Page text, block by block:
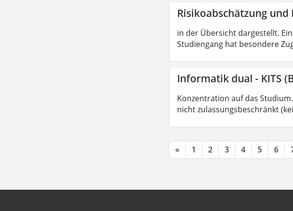
Risikoabschätzung
in der Übersicht dargestellt.
Studiengang hat besondere
Informatik dual - KITS
Konzentration auf das
nicht zulassungsbeschränkt
« 1 2 3 4 5 6